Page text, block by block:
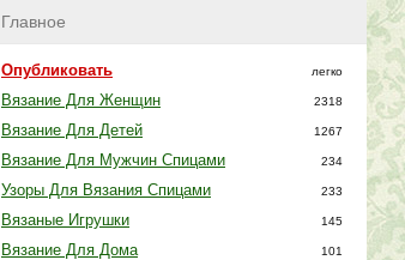
Главное
Опубликовать легко
Вязание Для Женщин 2318
Вязание Для Детей 1267
Вязание Для Мужчин Спицами 234
Узоры Для Вязания Спицами 233
Вязаные Игрушки 145
Вязание Для Дома 101